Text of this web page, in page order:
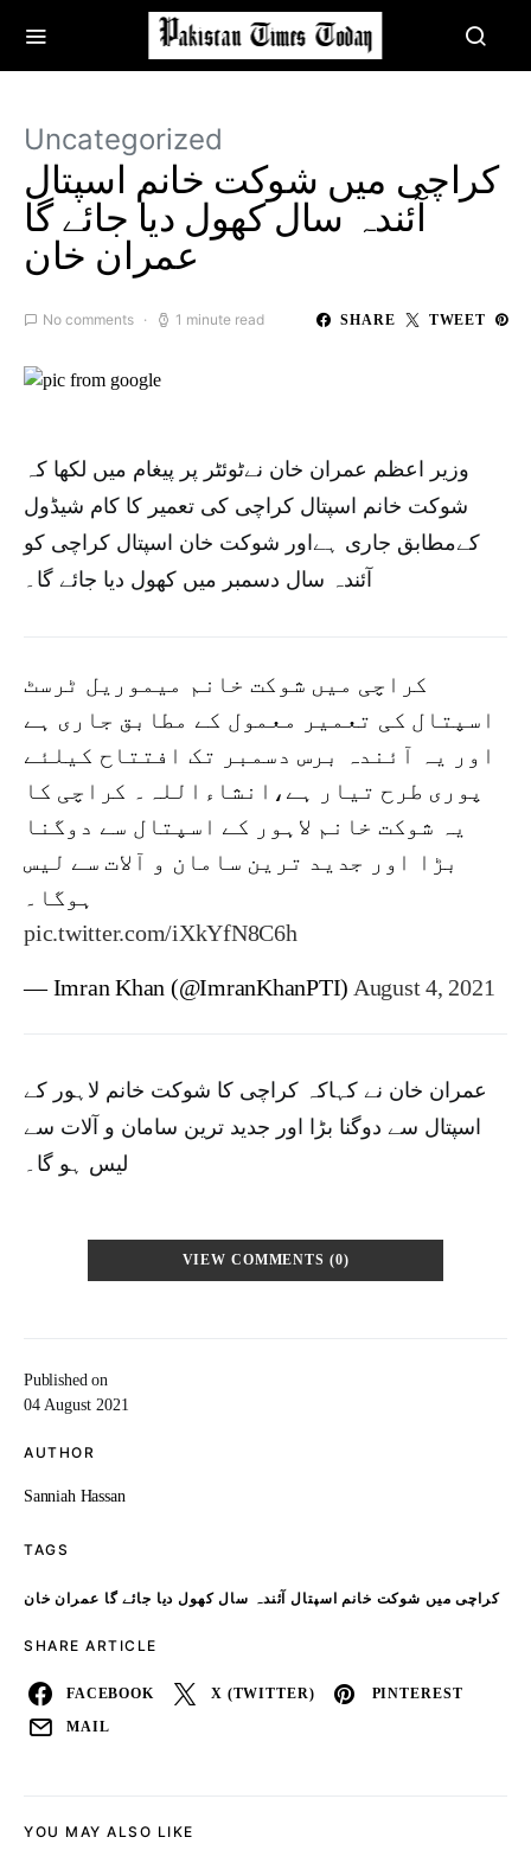
Uncategorized
کراچی میں شوکت خانم اسپتال
آئندہ سال کھول دیا جائے گا
عمران خان
No comments 1 minute read SHARE TWEET
Published on
04 August 2021
AUTHOR
Sanniah Hassan
TAGS
کراچی میں شوکت خانم اسپتال آئندہ سال کھول دیا جائے گا عمران خان
SHARE ARTICLE
FACEBOOK X (TWITTER) PINTEREST
MAIL
وزیر اعظم عمران خان نےٹوئٹر پر پیغام میں لکھا کہ
شوکت خانم اسپتال کراچی کی تعمیر کا کام شیڈول
کےمطابق جاری ہےاور شوکت خان اسپتال کراچی کو
آئندہ سال دسمبر میں کھول دیا جائے گا۔
کراچی میں شوکت خانم میموریل ٹرسٹ
اسپتال کی تعمیر معمول کے مطابق جاری ہے
اور یہ آئندہ برس دسمبر تک افتتاح کیلئے
پوری طرح تیار ہے،انشاءاللہ۔ کراچی کا
یہ شوکت خانم لاہور کے اسپتال سے دوگنا
بڑا اور جدید ترین سامان و آلات سے لیس
ہوگا۔
pic.twitter.com/iXkYfN8C6h
— Imran Khan (@ImranKhanPTI) August 4, 2021
عمران خان نے کہاکہ کراچی کا شوکت خانم لاہور کے
اسپتال سے دوگنا بڑا اور جدید ترین سامان و آلات سے
لیس ہو گا۔
VIEW COMMENTS (0)
YOU MAY ALSO LIKE